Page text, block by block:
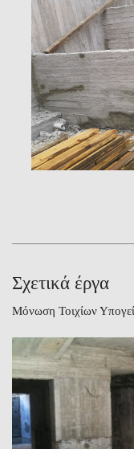
Σχετικά έργα
Μόνωση Τοιχίων